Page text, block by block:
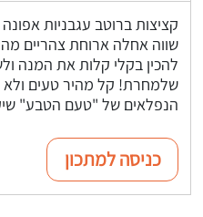
קציצות ברוטב עגבניות
שווה אחלה ארוחת צהריים
להכין בקלי קלות את המנה
שלמחרת! קל מהיר טעים
הנפלאים של "טעם הטבע"
כניסה למתכון